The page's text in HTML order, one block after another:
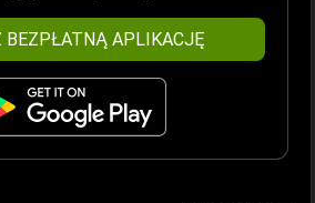
BEZPŁATNĄ APLIKACJĘ